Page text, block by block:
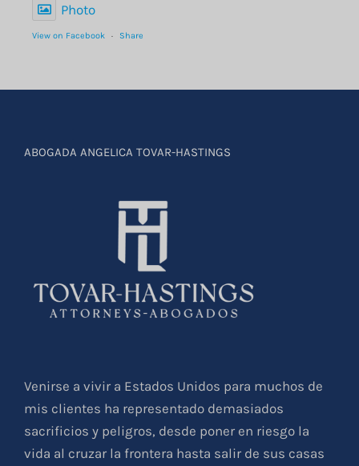
Photo
View on Facebook · Share
ABOGADA ANGELICA TOVAR-HASTINGS
Venirse a vivir a Estados Unidos para muchos de
mis clientes ha representado demasiados
sacrificios y peligros, desde poner en riesgo la
vida al cruzar la frontera hasta salir de sus casas